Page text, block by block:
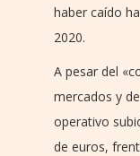
haber caído
2020.
A pesar del
mercados y
operativo
de euros,